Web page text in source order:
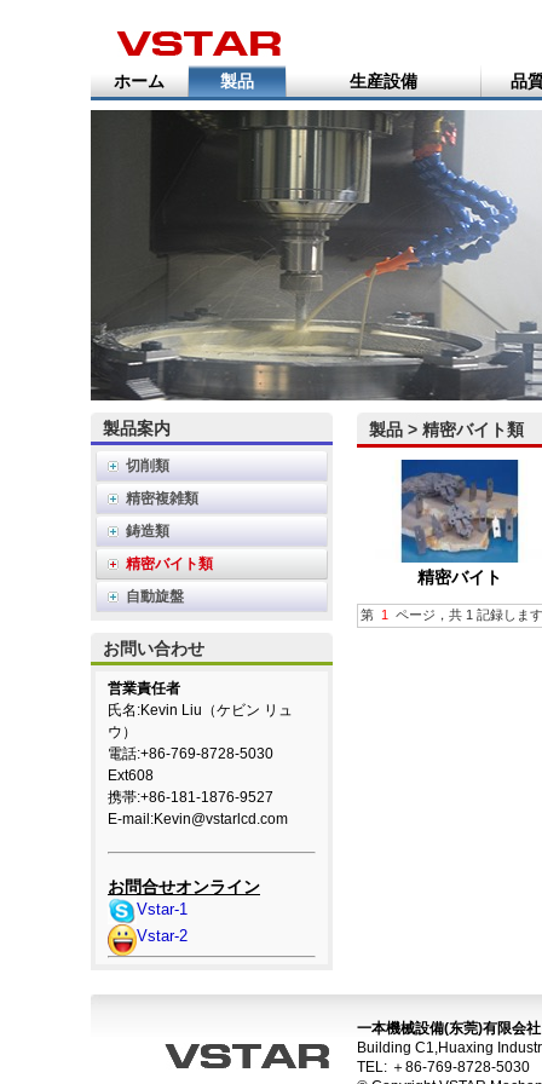
ホーム 製品 生産設備 品
製品 > 精密バイト類
精密バイト
第 1 ページ，共 1 記録しま
製品案内
切削類
精密複雑類
鋳造類
精密バイト類
自動旋盤
お問い合わせ
営業責任者
氏名:Kevin Liu（ケビン リュ
ウ）
電話:+86-769-8728-5030
Ext608
携帯:+86-181-1876-9527
E-mail:Kevin@vstarlcd.com
お問合せオンライン
Vstar-1
Vstar-2
一本機械設備(东莞)有限会社
Building C1,Huaxing
TEL: ＋86-769-8728-